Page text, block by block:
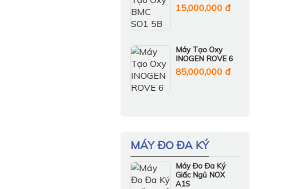
15,000,000 đ
Máy Tạo Oxy
INOGEN ROVE 6
85,000,000 đ
MÁY ĐO ĐA KÝ
Máy Đo Đa Ký
Giấc Ngủ NOX
A1S